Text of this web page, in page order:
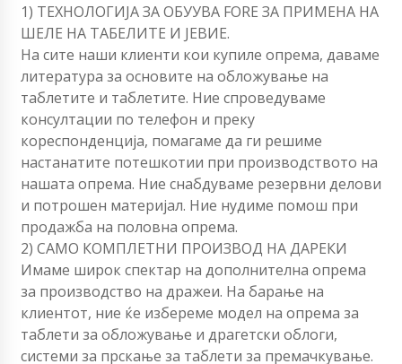
1) ТЕХНОЛОГИЈА ЗА ОБУУВА FORЕ ЗА ПРИМЕНА НА
ШЕЛЕ НА ТАБЕЛИТЕ И JЕВИЕ.
На сите наши клиенти кои купиле опрема, даваме
литература за основите на обложување на
таблетите и таблетите. Ние спроведуваме
консултации по телефон и преку
кореспонденција, помагаме да ги решиме
настанатите потешкотии при производството на
нашата опрема. Ние снабдуваме резервни делови
и потрошен материјал. Ние нудиме помош при
продажба на половна опрема.
2) САМО КОМПЛЕТНИ ПРОИЗВОД НА ДАРЕКИ
Имаме широк спектар на дополнителна опрема
за производство на дражеи. На барање на
клиентот, ние ќе избереме модел на опрема за
таблети за обложување и драгетски облоги,
системи за прскање за таблети за премачкување.